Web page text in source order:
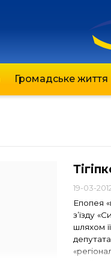
Громадське життя
19-03-
Епопея
з’їзду
шляхом